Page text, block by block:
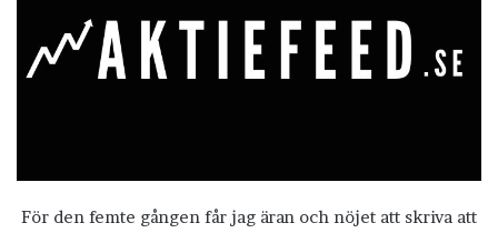
För den femte gången får jag äran och nöjet att skriva att